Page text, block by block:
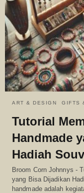
ART & DESIGN GIFTS
Tutorial
Handmade
Hadiah
Broom Corn Johnnys -
yang Bisa Dijadikan
handmade adalah